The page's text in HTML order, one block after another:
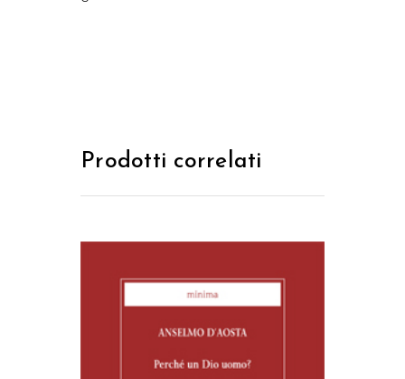
Prodotti correlati